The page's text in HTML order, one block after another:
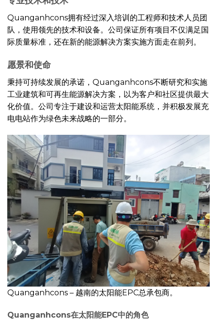
Quanganhcons拥有经过深入培训的工程师和技术人员团
队，使用领先的技术和设备。公司保证所有项目不仅满足国
际质量标准，还在新的能源解决方案实施方面走在前列。
愿景和使命
秉持可持续发展的承诺，Quanganhcons不断研究和实施
工业建筑和可再生能源解决方案，以为客户和社区提供最大
化价值。公司专注于建设和运营太阳能系统，并积极发展充
电电站作为绿色未来战略的一部分。
Quanganhcons – 越南的太阳能EPC总承包商。
Quanganhcons在太阳能EPC中的角色